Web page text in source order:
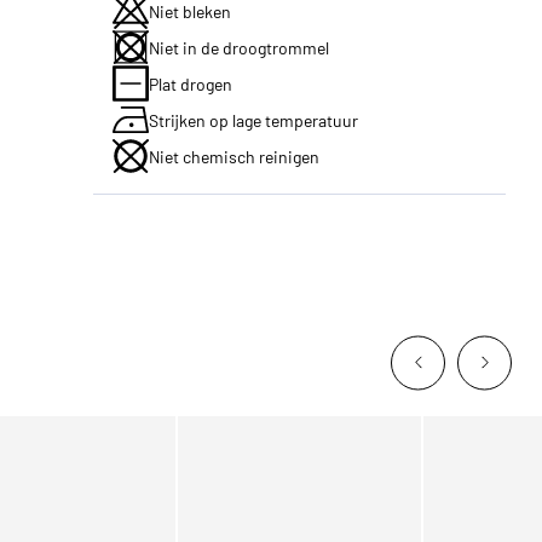
Niet bleken
Niet in de droogtrommel
Plat drogen
Strijken op lage temperatuur
Niet chemisch reinigen